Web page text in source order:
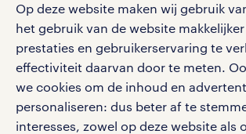
Op deze website maken wij gebruik
het gebruik van de website
prestaties en gebruikerservaring te
effectiviteit daarvan door te meten.
we cookies om de inhoud en
personaliseren: dus beter af te
interesses, zowel op deze website als
social media
Volg ons voor de leukste content
vacatures, solliciteren en inspiratie.